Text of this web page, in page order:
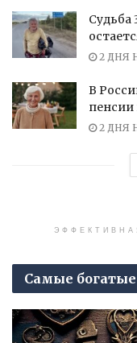
Судьба
2 ДНЯ
В
пенсии
2 ДНЯ
Самые